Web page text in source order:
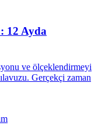
12 Ayda
ve ölçeklendirmeyi
Gerçekçi zaman